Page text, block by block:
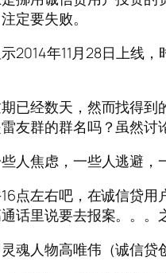
定要失败。
示2014年11月28日上线
期已经数天，然而找得
友群的群名吗？虽然讨
些人焦虑，一些人逃避
16点左右吧，在诚信贷
话里说要去报案。。。
灵魂人物高唯伟（诚信贷